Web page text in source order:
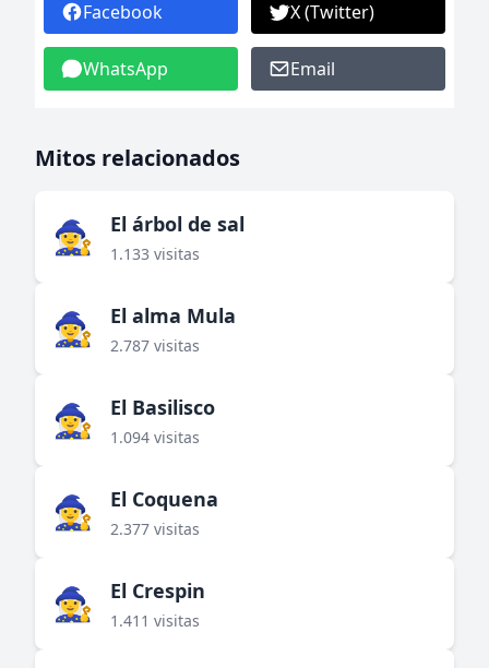
Facebook X (Twitter)
WhatsApp Email
Mitos relacionados
🧙‍♀️ El árbol de sal
1.133 visitas
🧙‍♀️ El alma Mula
2.787 visitas
🧙‍♀️ El Basilisco
1.094 visitas
🧙‍♀️ El Coquena
2.377 visitas
🧙‍♀️ El Crespin
1.411 visitas